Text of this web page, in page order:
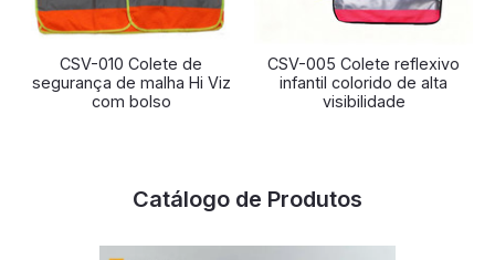
CSV-010 Colete de
segurança de malha Hi Viz
com bolso
CSV-005 Colete reflexivo
infantil colorido de alta
visibilidade
Catálogo de Produtos